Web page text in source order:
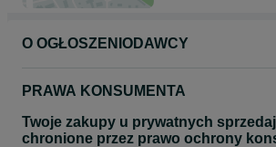
O OGŁOSZENIODAWCY
PRAWA KONSUMENTA
Twoje zakupy u prywatnych
chronione przez prawo ochrony